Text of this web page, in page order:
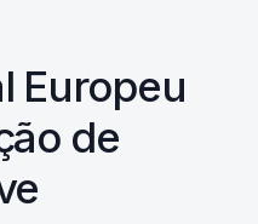
Europeu
de